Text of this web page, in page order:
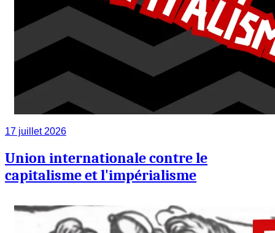
17 juillet 2026
Union internationale contre le
capitalisme et l'impérialisme